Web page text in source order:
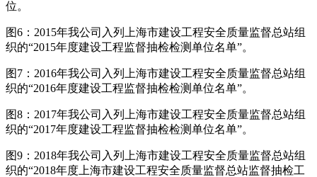
位。
图6：2015年我公司入列上海市建设工程安全质量监督总站组
织的“2015年度建设工程监督抽检检测单位名单”。
图7：2016年我公司入列上海市建设工程安全质量监督总站组
织的“2016年度建设工程监督抽检检测单位名单”。
图8：2017年我公司入列上海市建设工程安全质量监督总站组
织的“2017年度建设工程监督抽检检测单位名单”。
图9：2018年我公司入列上海市建设工程安全质量监督总站组
织的“2018年度上海市建设工程安全质量监督总站监督抽检工